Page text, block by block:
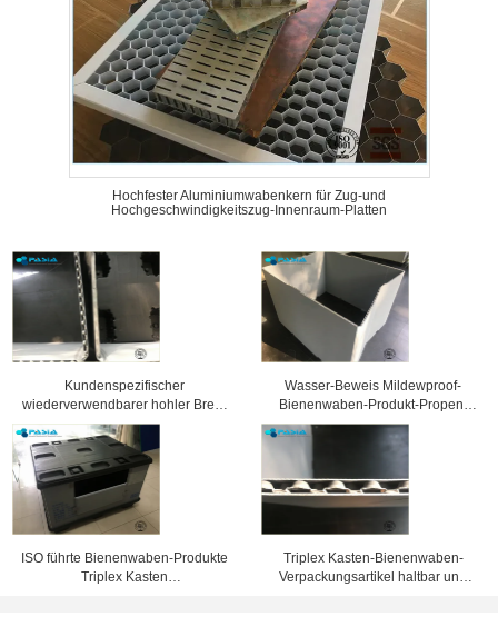
Hochfester Aluminiumwabenkern für Zug-und
Hochgeschwindigkeitszug-Innenraum-Platten
Kundenspezifischer
wiederverwendbarer hohler Brett-
Triplex Kasten-langes Leben
sicher und bequem
Wasser-Beweis Mildewproof-
Bienenwaben-Produkt-Propen-
Polymer TriplexBox
ISO führte Bienenwaben-Produkte
Triplex Kasten
Triplex Kasten-Bienenwaben-
Verpackungsartikel haltbar und